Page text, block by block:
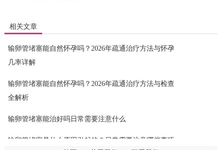
相关文章
输卵管堵塞能自然怀孕吗？2026年疏通治疗方法与怀孕
几率详解
输卵管堵塞能自然怀孕吗？2026年疏通治疗方法与检查
全解析
输卵管堵塞能治好吗日常需要注意什么
输卵管堵塞是什么原因引起的？日常需要注意哪些事项